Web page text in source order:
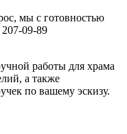
мы с готовностью
09-89
работы для храма
а также
по вашему эскизу.